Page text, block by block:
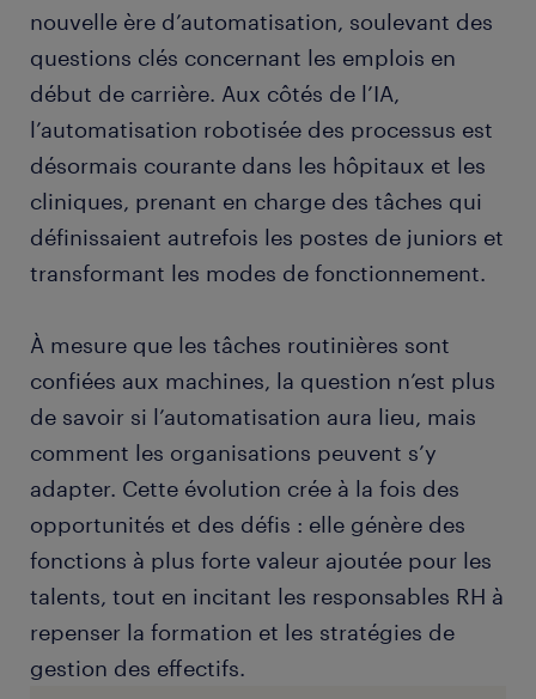
nouvelle ère d’automatisation, soulevant des
questions clés concernant les emplois en
début de carrière. Aux côtés de l’IA,
l’automatisation robotisée des processus est
désormais courante dans les hôpitaux et les
cliniques, prenant en charge des tâches qui
définissaient autrefois les postes de juniors et
transformant les modes de fonctionnement.
À mesure que les tâches routinières sont
confiées aux machines, la question n’est plus
de savoir si l’automatisation aura lieu, mais
comment les organisations peuvent s’y
adapter. Cette évolution crée à la fois des
opportunités et des défis : elle génère des
fonctions à plus forte valeur ajoutée pour les
talents, tout en incitant les responsables RH à
repenser la formation et les stratégies de
gestion des effectifs.